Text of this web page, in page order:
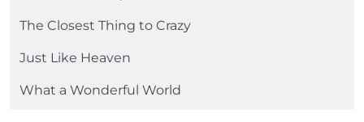
The Closest Thing to Crazy
Just Like Heaven
What a Wonderful World